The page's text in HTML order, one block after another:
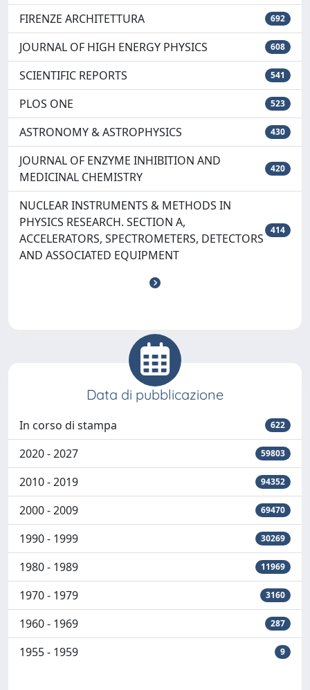
FIRENZE ARCHITETTURA 692
JOURNAL OF HIGH ENERGY PHYSICS 608
SCIENTIFIC REPORTS 541
PLOS ONE 523
ASTRONOMY & ASTROPHYSICS 430
JOURNAL OF ENZYME INHIBITION AND
MEDICINAL CHEMISTRY
420
NUCLEAR INSTRUMENTS & METHODS IN
PHYSICS RESEARCH. SECTION A,
ACCELERATORS, SPECTROMETERS, DETECTORS
AND ASSOCIATED EQUIPMENT
414
Data di pubblicazione
In corso di stampa 622
2020 - 2027 59803
2010 - 2019 94352
2000 - 2009 69470
1990 - 1999 30269
1980 - 1989 11969
1970 - 1979 3160
1960 - 1969 287
1955 - 1959 9